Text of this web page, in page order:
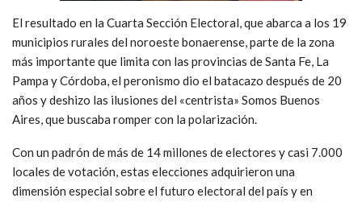
El resultado en la Cuarta Sección Electoral, que abarca a los 19
municipios rurales del noroeste bonaerense, parte de la zona
más importante que limita con las provincias de Santa Fe, La
Pampa y Córdoba, el peronismo dio el batacazo después de 20
años y deshizo las ilusiones del «centrista» Somos Buenos
Aires, que buscaba romper con la polarización.
Con un padrón de más de 14 millones de electores y casi 7.000
locales de votación, estas elecciones adquirieron una
dimensión especial sobre el futuro electoral del país y en